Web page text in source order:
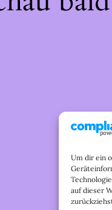
Um dir ein
auf dieser